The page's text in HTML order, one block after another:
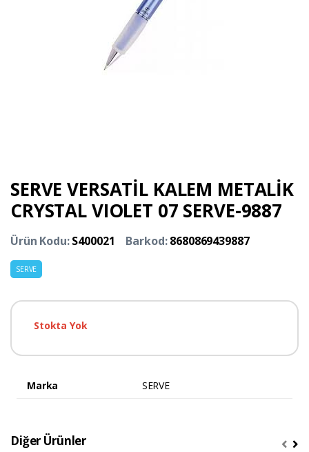
SERVE VERSATİL KALEM METALİK
CRYSTAL VIOLET 07 SERVE-9887
Ürün Kodu:S400021 Barkod:8680869439887
SERVE
Stokta Yok
Marka SERVE
Diğer Ürünler